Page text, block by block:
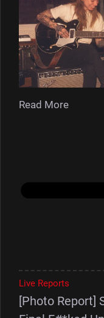
Read More
Live Reports
[Photo Report]